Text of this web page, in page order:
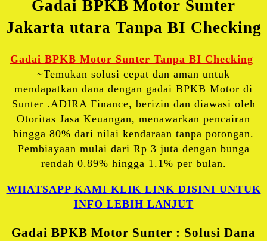
Gadai BPKB Motor Sunter
Jakarta utara Tanpa BI Checking
Gadai BPKB Motor Sunter Tanpa BI Checking
~Temukan solusi cepat dan aman untuk
mendapatkan dana dengan gadai BPKB Motor di
Sunter .ADIRA Finance, berizin dan diawasi oleh
Otoritas Jasa Keuangan, menawarkan pencairan
hingga 80% dari nilai kendaraan tanpa potongan.
Pembiayaan mulai dari Rp 3 juta dengan bunga
rendah 0.89% hingga 1.1% per bulan.
WHATSAPP KAMI KLIK LINK DISINI UNTUK
INFO LEBIH LANJUT
Gadai BPKB Motor Sunter : Solusi Dana